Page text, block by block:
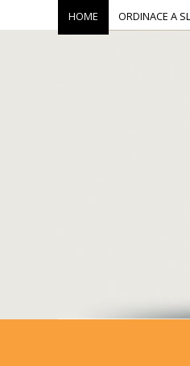
HOME ORDINACE A